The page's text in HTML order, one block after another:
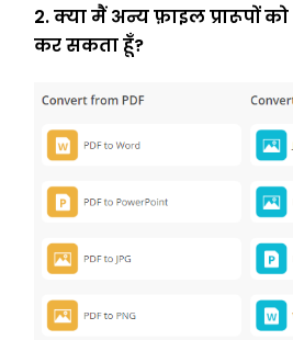
2. क्या मैं अन्य फ़ाइल प्रारूपों
कर सकता हूँ?